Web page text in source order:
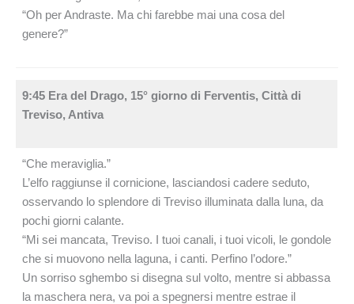
“Oh per Andraste. Ma chi farebbe mai una cosa del
genere?”
9:45 Era del Drago, 15° giorno di Ferventis, Città di
Treviso, Antiva
“Che meraviglia.”
L’elfo raggiunse il cornicione, lasciandosi cadere seduto,
osservando lo splendore di Treviso illuminata dalla luna, da
pochi giorni calante.
“Mi sei mancata, Treviso. I tuoi canali, i tuoi vicoli, le gondole
che si muovono nella laguna, i canti. Perfino l’odore.”
Un sorriso sghembo si disegna sul volto, mentre si abbassa
la maschera nera, va poi a spegnersi mentre estrae il